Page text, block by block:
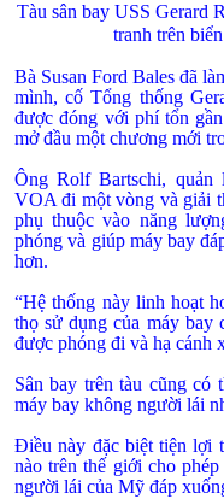
Tàu sân bay USS Gerard
tranh trên
Bà Susan Ford Bales đã
mình, cố Tổng thống
được đóng với phí tổn
mở đầu một chương mới
Ông Rolf Bartschi,
VOA đi một vòng và giải
phụ thuộc vào năng
phóng và giúp máy bay
hơn.
“Hệ thống này linh hoạt
thọ sử dụng của máy bay
được phóng đi và hạ cánh
Sân bay trên tàu cũng có
máy bay không người lái
Điều này đặc biệt tiện lợi
nào trên thế giới cho
người lái của Mỹ đáp